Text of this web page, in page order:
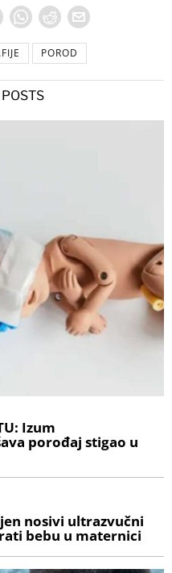
POROD
Izum
porođaj stigao u
nosivi ultrazvučni
bebu u maternici